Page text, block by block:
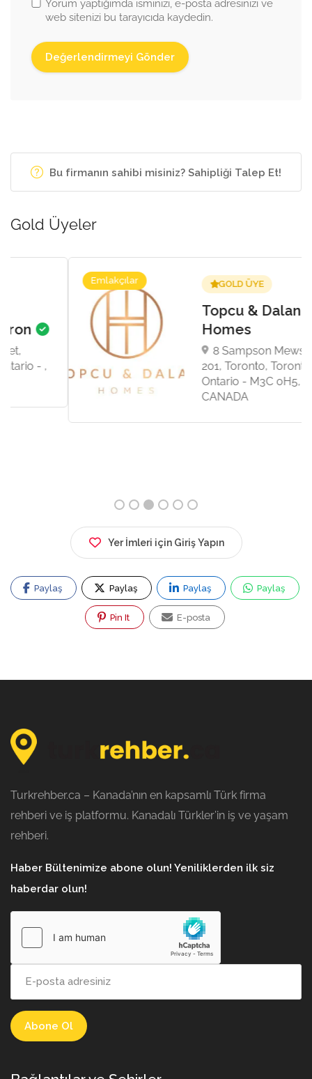
Yorum yaptığımda isminizi, e-posta adresinizi ve
web sitenizi bu tarayıcıda kaydedin.
Bu firmanın sahibi misiniz? Sahipliği Talep Et!
Gold Üyeler
GOLD ÜYE
Topcu & Dalan
Homes
8 Sampson Mews, Suite
201, Toronto, Toronto,
Ontario - M3C 0H5,
CANADA
Yer İmleri için Giriş Yapın
Paylaş Paylaş Paylaş Paylaş
Pin It E-posta
Turkrehber.ca – Kanada’nın en kapsamlı Türk firma
rehberi ve iş platformu. Kanadalı Türkler’in iş ve yaşam
rehberi.
Haber Bültenimize abone olun! Yeniliklerden ilk siz
haberdar olun!